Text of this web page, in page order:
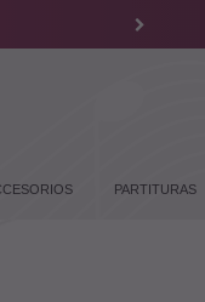
PARTITURAS